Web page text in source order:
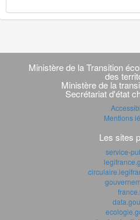
Navigation
transverse
Ministère de la Transition
des
Ministère de la
Secrétariat d'état
Mentions
Les sites
service-